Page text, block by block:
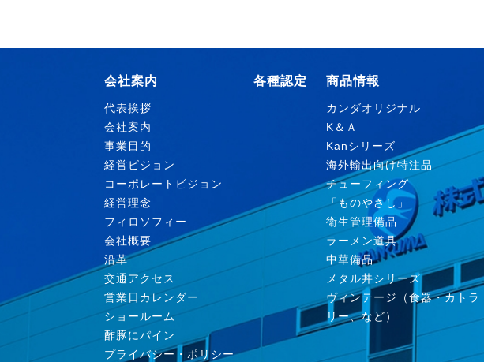
会社案内
代表挨拶
会社案内
事業目的
経営ビジョン
コーポレートビジョン
経営理念
フィロソフィー
会社概要
沿革
交通アクセス
営業日カレンダー
ショールーム
酢豚にパイン
プライバシー・ポリシー
各種認定 商品情報
カンダオリジナル
K＆Ａ
Kanシリーズ
海外輸出向け特注品
チューフィング
「ものやさし」
衛生管理備品
ラーメン道具
中華備品
メタル丼シリーズ
ヴィンテージ（食器・カトラ
リー、など）